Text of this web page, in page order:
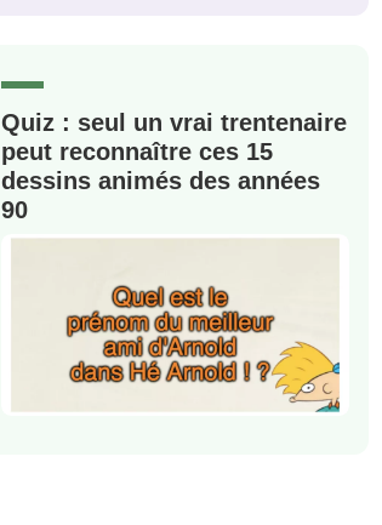
Quiz : seul un vrai trentenaire
peut reconnaître ces 15
dessins animés des années
90